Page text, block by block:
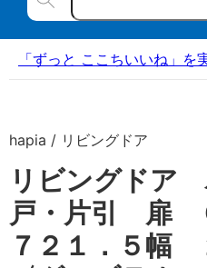
「ずっと ここちいいね」
hapia / リビングドア
リビングド
戸・片引 扉
７２１．５幅